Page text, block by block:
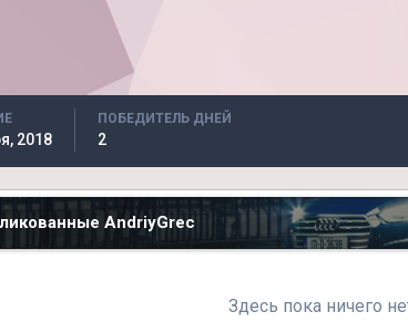
2018
ПОБЕДИТЕЛЬ ДНЕЙ
2
AndriyGrec
Здесь пока ничего